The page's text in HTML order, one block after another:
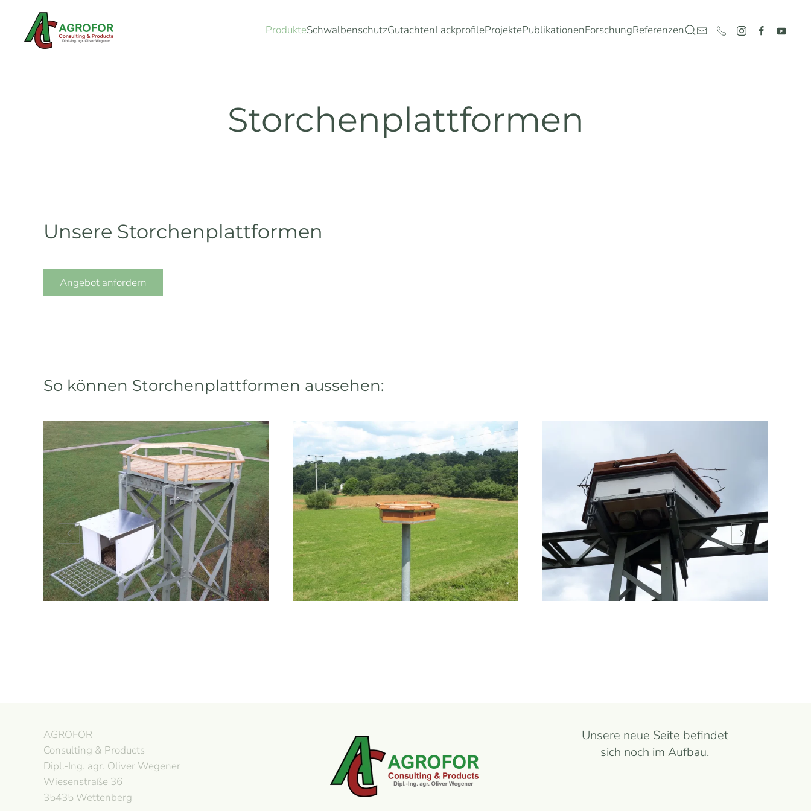
Zum Hauptinhalt springen ProdukteSchwalbenschutzGutachtenLackprofileProjektePublikationenForschungReferenzen
Storchenplattformen
Unsere Storchenplattformen
Angebot anfordern
So können Storchenplattformen aussehen:
AGROFOR
Consulting & Products
Dipl.-Ing. agr. Oliver Wegener
Wiesenstraße 36
35435 Wettenberg
Unsere neue Seite befindet
sich noch im Aufbau.